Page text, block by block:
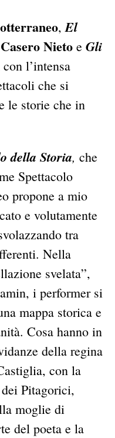
, El
Nieto e Gli
con l’intensa
che si
le storie che in
della Storia, che
Spettacolo
propone a mio
e volutamente
tra
Nella
svelata”,
i performer si
mappa storica e
Cosa hanno in
della regina
con la
Pitagorici,
moglie di
del poeta e la